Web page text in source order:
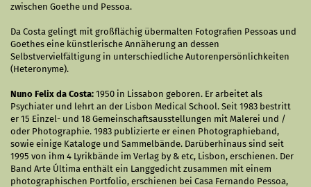
zwischen Goethe und Pessoa.
Da Costa gelingt mit großflächig übermalten Fotografien Pessoas und
Goethes eine künstlerische Annäherung an dessen
Selbstvervielfältigung in unterschiedliche Autorenpersönlichkeiten
(Heteronyme).
Nuno Felix da Costa: 1950 in Lissabon geboren. Er arbeitet als
Psychiater und lehrt an der Lisbon Medical School. Seit 1983 bestritt
er 15 Einzel- und 18 Gemeinschaftsausstellungen mit Malerei und /
oder Photographie. 1983 publizierte er einen Photographieband,
sowie einige Kataloge und Sammelbände. Darüberhinaus sind seit
1995 von ihm 4 Lyrikbände im Verlag by & etc, Lisbon, erschienen. Der
Band Arte Última enthält ein Langgedicht zusammen mit einem
photographischen Portfolio, erschienen bei Casa Fernando Pessoa,